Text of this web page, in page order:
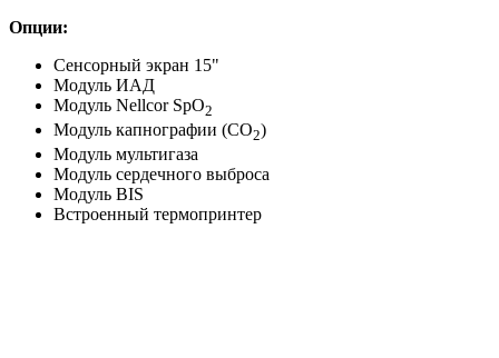
Опции:
Сенсорный экран 15"
Модуль ИАД
Модуль Nellcor SpO2
Модуль капнографии (СО2)
Модуль мультигаза
Модуль сердечного выброса
Модуль BIS
Встроенный термопринтер